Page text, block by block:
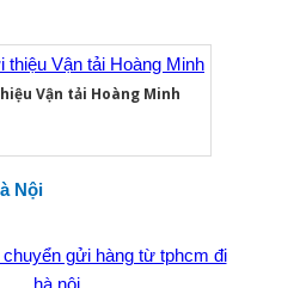
Vận tải Hoàng Minh
Nội